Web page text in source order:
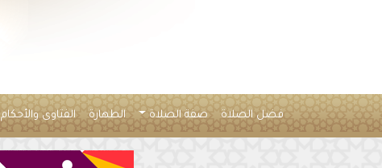
فضل الصلاة صفة الصلاة الطهارة الفتاوى والأحكام